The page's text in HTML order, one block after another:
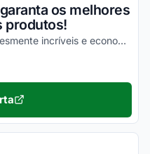
os melhores
produtos!
Aproveite com vantagens simplesmente incríveis e economize com facilidade nas suas compras!